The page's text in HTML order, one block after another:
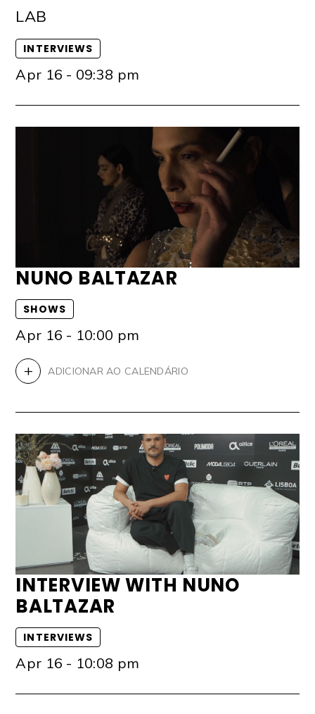
LAB
INTERVIEWS
Apr 16 - 09:38 pm
NUNO BALTAZAR
SHOWS
Apr 16 - 10:00 pm
+ ADICIONAR AO CALENDÁRIO
INTERVIEW WITH NUNO
BALTAZAR
INTERVIEWS
Apr 16 - 10:08 pm